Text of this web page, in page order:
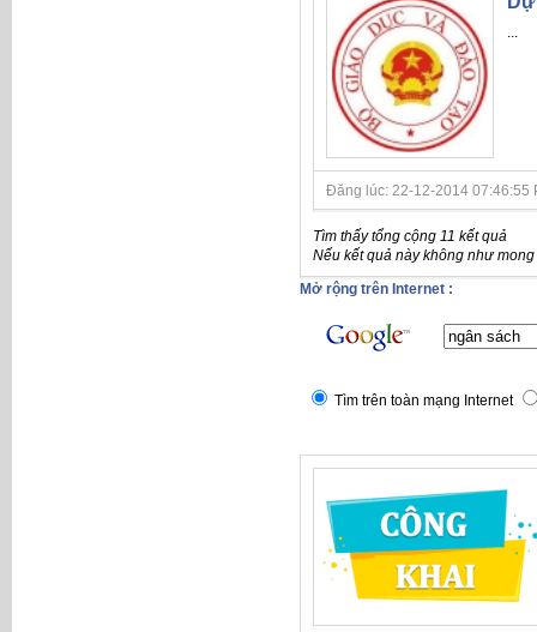
Đăng lúc: 22-12-2014 07:46:55
Tìm thấy tổng cộng 11 kết quả
Nếu kết quả này không như
Mở rộng trên Internet :
Tìm trên toàn mạng Internet